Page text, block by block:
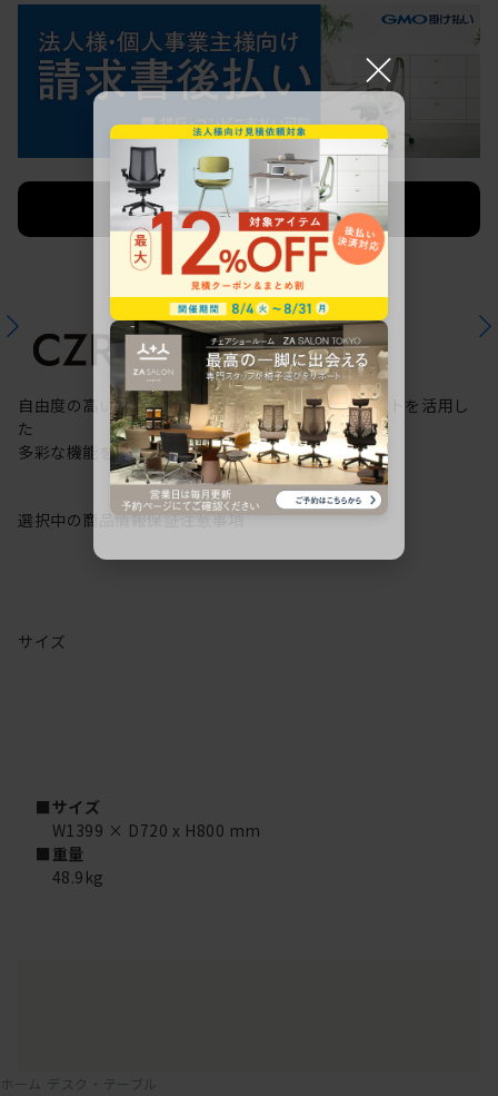
法人限定 お見積り
ご希望に応じて承ります。
自由度の高いケーブリング機能と配線ダクトスリットを活用し
た
多彩な機能を備えた次世代のスタンダードデスク
選択中の商品情報保証注意事項
サイズ
■サイズ
W1399 × D720 x H800 mm
■重量
48.9kg
ホーム デスク・テーブル
×